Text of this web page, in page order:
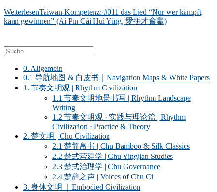
WeiterlesenTaiwan-Kompetenz: #011 das Lied “Nur wer kämpft,
kann gewinnen” (Aì Pīn Cái Huì Yíng, 愛拼才會贏)
0. Allgemein
0.1 导航地图 & 白皮书｜Navigation Maps & White Papers
1. 节奏文明观 | Rhythm Civilization
1.1 节奏文明地景书写 | Rhythm Landscape
Writing
1.2 节奏文明观 · 实践与理论篇 | Rhythm
Civilization · Practice & Theory
2. 楚文明 | Chu Civilization
2.1 楚简帛书 | Chu Bamboo & Silk Classics
2.2 楚式营建学 | Chu Yingjian Studies
2.3 楚式治理学 | Chu Governance
2.4 楚辞之声 | Voices of Chu Ci
3. 身体文明 ｜Embodied Civilization